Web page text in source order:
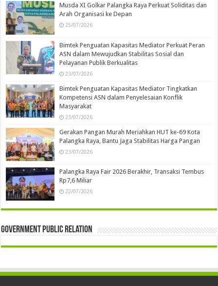
Musda XI Golkar Palangka Raya Perkuat Soliditas dan
Arah Organisasi ke Depan
25/07/2026
Bimtek Penguatan Kapasitas Mediator Perkuat Peran
ASN dalam Mewujudkan Stabilitas Sosial dan
Pelayanan Publik Berkualitas
23/07/2026
Bimtek Penguatan Kapasitas Mediator Tingkatkan
Kompetensi ASN dalam Penyelesaian Konflik
Masyarakat
23/07/2026
Gerakan Pangan Murah Meriahkan HUT ke-69 Kota
Palangka Raya, Bantu Jaga Stabilitas Harga Pangan
23/07/2026
Palangka Raya Fair 2026 Berakhir, Transaksi Tembus
Rp7,6 Miliar
22/07/2026
Government Public Relation